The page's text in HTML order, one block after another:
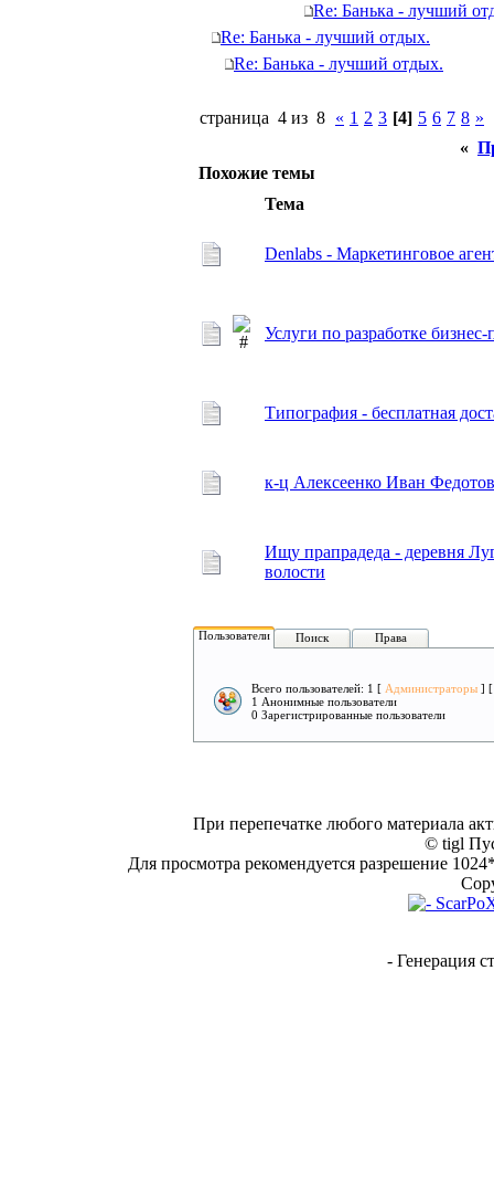
Re: Банька - лучший
Re: Банька - лучший отдых.
Re: Банька - лучший отдых.
страница 4 из 8 « 1 2 3 [4] 5 6 7 8 »
«
Похожие темы
Тема
Denlabs - Маркетинговое
Услуги по разработке
Типография - бесплатная
к-ц Алексеенко Иван
Ищу прапрадеда - деревня
волости
Пользователи Поиск Права
Всего пользователей: 1 [ Администраторы ]
1 Анонимные пользователи
0 Зарегистрированные пользователи
При перепечатке любого материала
© tigl
Для просмотра рекомендуется разрешение
- Генерация